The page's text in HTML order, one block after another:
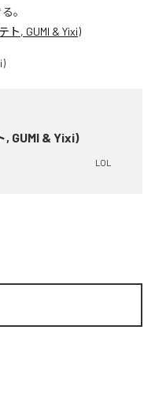
。
ト, GUMI & Yixi)
GUMI & Yixi)
LOL